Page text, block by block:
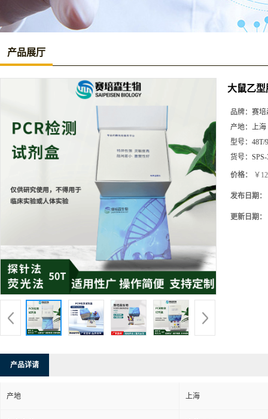
产品展厅
大鼠乙型
品牌： 赛培
产地： 上海
型号： 48T/
货号：
价格： ￥
发布日期：
更新日期：
产品详请
产地 上海